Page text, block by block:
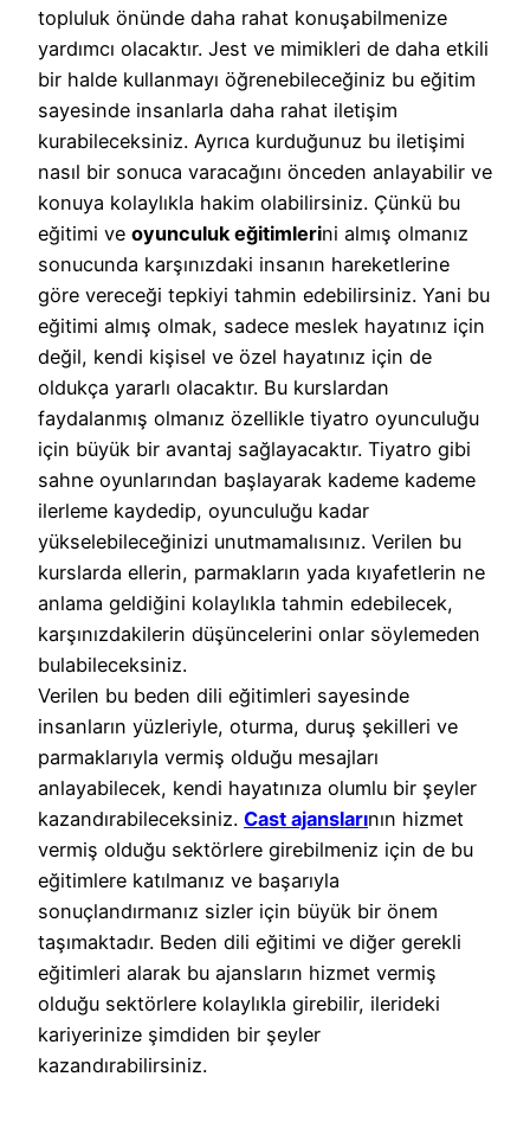
topluluk önünde daha rahat konuşabilmenize
yardımcı olacaktır. Jest ve mimikleri de daha etkili
bir halde kullanmayı öğrenebileceğiniz bu eğitim
sayesinde insanlarla daha rahat iletişim
kurabileceksiniz. Ayrıca kurduğunuz bu iletişimi
nasıl bir sonuca varacağını önceden anlayabilir ve
konuya kolaylıkla hakim olabilirsiniz. Çünkü bu
eğitimi ve oyunculuk eğitimlerini almış olmanız
sonucunda karşınızdaki insanın hareketlerine
göre vereceği tepkiyi tahmin edebilirsiniz. Yani bu
eğitimi almış olmak, sadece meslek hayatınız için
değil, kendi kişisel ve özel hayatınız için de
oldukça yararlı olacaktır. Bu kurslardan
faydalanmış olmanız özellikle tiyatro oyunculuğu
için büyük bir avantaj sağlayacaktır. Tiyatro gibi
sahne oyunlarından başlayarak kademe kademe
ilerleme kaydedip, oyunculuğu kadar
yükselebileceğinizi unutmamalısınız. Verilen bu
kurslarda ellerin, parmakların yada kıyafetlerin ne
anlama geldiğini kolaylıkla tahmin edebilecek,
karşınızdakilerin düşüncelerini onlar söylemeden
bulabileceksiniz.
Verilen bu beden dili eğitimleri sayesinde
insanların yüzleriyle, oturma, duruş şekilleri ve
parmaklarıyla vermiş olduğu mesajları
anlayabilecek, kendi hayatınıza olumlu bir şeyler
kazandırabileceksiniz. Cast ajanslarının hizmet
vermiş olduğu sektörlere girebilmeniz için de bu
eğitimlere katılmanız ve başarıyla
sonuçlandırmanız sizler için büyük bir önem
taşımaktadır. Beden dili eğitimi ve diğer gerekli
eğitimleri alarak bu ajansların hizmet vermiş
olduğu sektörlere kolaylıkla girebilir, ilerideki
kariyerinize şimdiden bir şeyler
kazandırabilirsiniz.